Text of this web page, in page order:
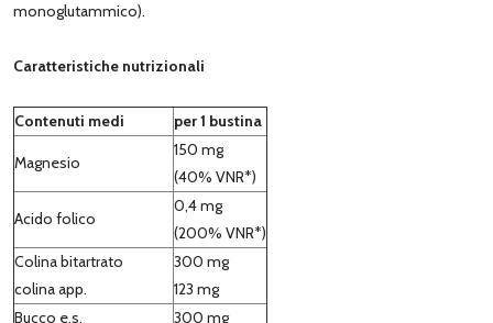
monoglutammico).
Caratteristiche nutrizionali
Contenuti medi per 1 bustina
Magnesio
150 mg
(40% VNR*)
Acido folico
0,4 mg
(200% VNR*)
Colina bitartrato
colina app.
300 mg
123 mg
Bucco e.s.
300 mg